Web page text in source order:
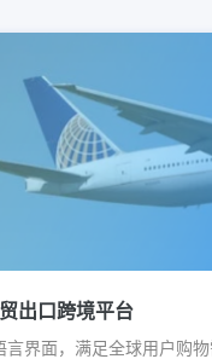
出口跨境平台
言界面，满足全球用户购物